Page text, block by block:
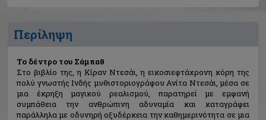
Περίληψη
Το δέντρο του Σάμπαθ
Στο βιβλίο της, η Κίραν Ντεσάι, η εικοσιεφτάχρονη κόρη της
πολύ γνωστής Ινδής μυθιστοριογράφου Ανίτα Ντεσάι, μέσα σε
μια έκρηξη μαγικού ρεαλισμού, παρατηρεί με εμφανή
συμπάθεια την ανθρώπινη αδυναμία και καταγράφει
παράλληλα με οδυνηρή οξυδέρκεια την καθημερινότητα σε μια